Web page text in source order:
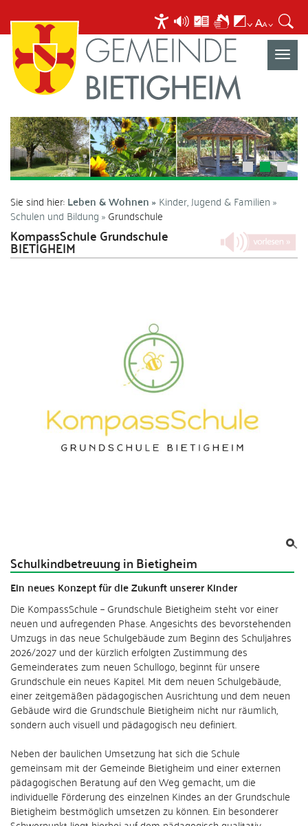
Sie sind hier:Leben & Wohnen
Kinder, Jugend & Familien
Schulen und Bildung Grundschule
KompassSchule Grundschule
BIETIGHEIM
Schulkindbetreuung in Bietigheim
Ein neues Konzept für die Zukunft unserer Kinder
Die KompassSchule – Grundschule Bietigheim steht vor einer
neuen und aufregenden Phase. Angesichts des bevorstehenden
Umzugs in das neue Schulgebäude zum Beginn des Schuljahres
2026/2027 und der kürzlich erfolgten Zustimmung des
Gemeinderates zum neuen Schullogo, beginnt für unsere
Grundschule ein neues Kapitel. Mit dem neuen Schulgebäude,
einer zeitgemäßen pädagogischen Ausrichtung und dem neuen
Gebäude wird die Grundschule Bietigheim nicht nur räumlich,
sondern auch visuell und pädagogisch neu definiert.
Neben der baulichen Umsetzung hat sich die Schule
gemeinsam mit der Gemeinde Bietigheim und einer externen
pädagogischen Beratung auf den Weg gemacht, um die
individuelle Förderung des einzelnen Kindes an der Grundschule
Bietigheim bestmöglich umsetzen zu können. Ein besonderer